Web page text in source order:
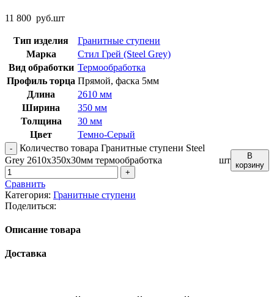
11 800 руб.шт
Тип изделия
Гранитные ступени
Марка
Стил Грей (Steel Grey)
Вид обработки Термообработка
Профиль торца Прямой, фаска 5мм
Длина
2610 мм
Ширина
350 мм
Толщина
30 мм
Цвет
Темно-Серый
Количество товара Гранитные ступени Steel
Grey 2610x350x30мм термообработка
шт
В
корзину
Сравнить
Категория: Гранитные ступени
Поделиться:
Описание товара
Доставка